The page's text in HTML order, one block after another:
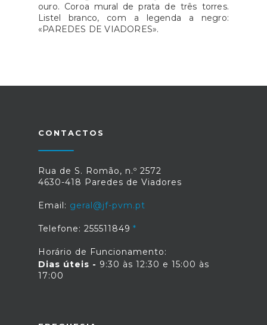
ouro. Coroa mural de prata de três torres.
Listel branco, com a legenda a negro:
«PAREDES DE VIADORES».
CONTACTOS
Rua de S. Romão, n.º 2572
4630-418 Paredes de Viadores
Email: geral@jf-pvm.pt
Telefone: 255511849
Horário de Funcionamento:
Dias úteis - 9:30 às 12:30 e 15:00 às
17:00